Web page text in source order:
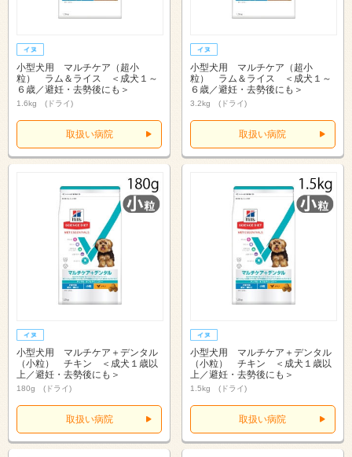
小型犬用 マルチケア（超小
粒） ラム＆ライス ＜成犬１～
６歳／避妊・去勢後にも＞
1.6kg (ドライ)
取扱い病院
小型犬用 マルチケア（超小
粒） ラム＆ライス ＜成犬１～
６歳／避妊・去勢後にも＞
3.2kg (ドライ)
取扱い病院
小型犬用 マルチケア＋デンタル
（小粒） チキン ＜成犬１歳以
上／避妊・去勢後にも＞
180g (ドライ)
取扱い病院
小型犬用 マルチケア＋デンタル
（小粒） チキン ＜成犬１歳以
上／避妊・去勢後にも＞
1.5kg (ドライ)
取扱い病院